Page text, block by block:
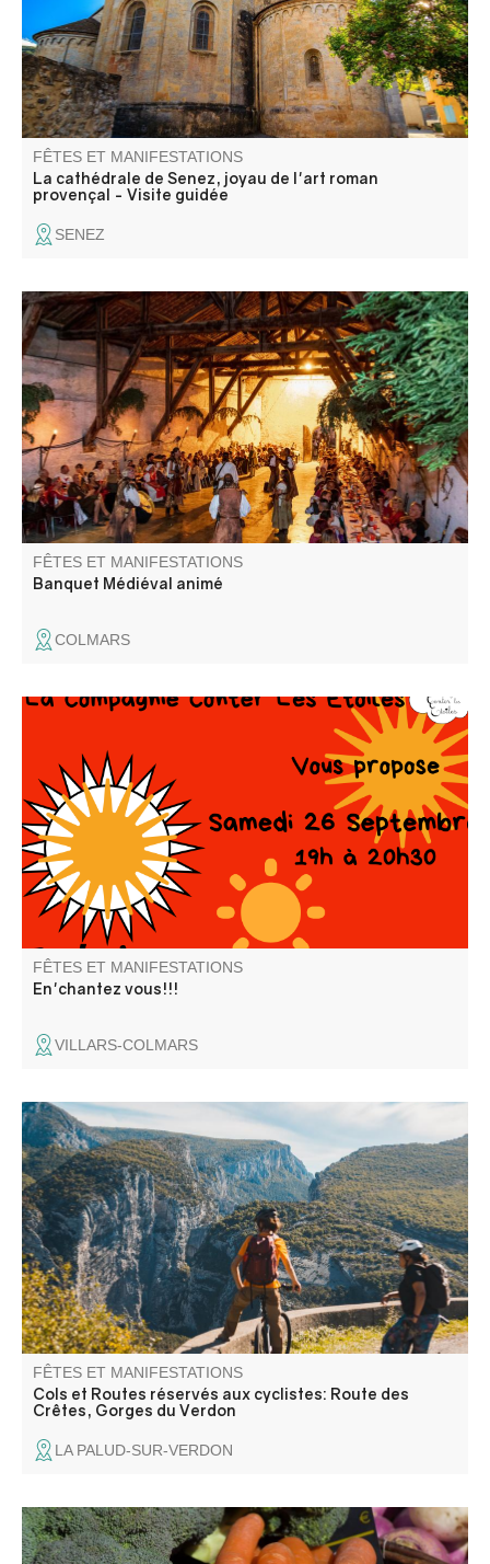
FÊTES ET MANIFESTATIONS
La cathédrale de Senez, joyau de l'art roman
provençal - Visite guidée
SENEZ
Le grand festin se tiendra dans un espace tenu secret. A
l'occasion des 30 ans de la fête médiévale venez festoyer,
sortez vos plus beaux atours, chaussez vos poulaines et
retrouvez nous pour une soirée animée autour d'un bon
repas arrosé de vin clairet.
FÊTES ET MANIFESTATIONS
Banquet Médiéval animé
COLMARS
FÊTES ET MANIFESTATIONS
En'chantez vous!!!
VILLARS-COLMARS
Quel bonheur de faire la route des Crêtes sans le bruit
des moteurs ! Venez vivre cette expérience unique avec
vos vélos ou en effectuant une locations auprès de nos
prestataires (pourquoi pas électriques?).
FÊTES ET MANIFESTATIONS
Cols et Routes réservés aux cyclistes: Route des
Crêtes, Gorges du Verdon
LA PALUD-SUR-VERDON
Vous trouverez sur le marché de Saint Pierre des